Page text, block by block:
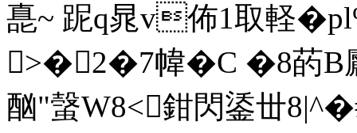
嗭~ 跜q晁v佈1取軽
>�2�7幃� C �8菂B
酗"螜W8<鉗閃鋈丗